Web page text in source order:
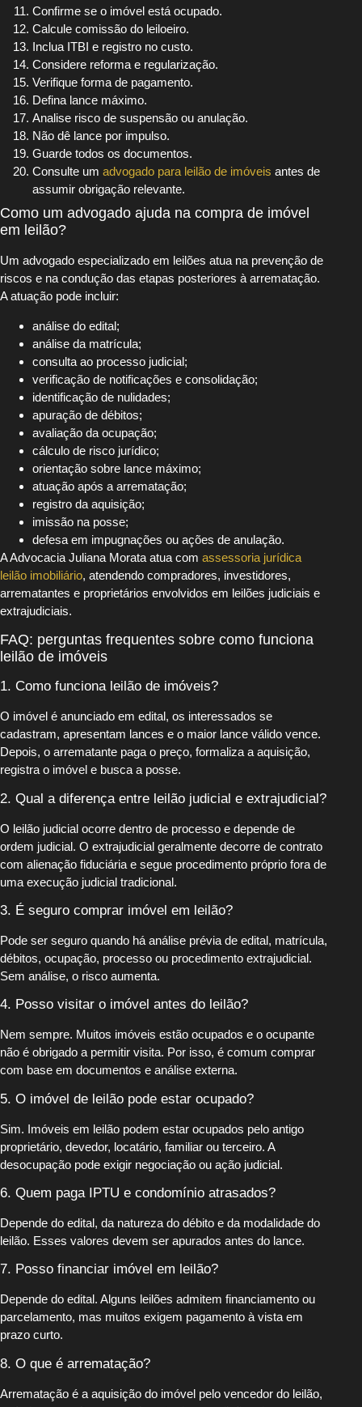
Confirme se o imóvel está ocupado.
Calcule comissão do leiloeiro.
Inclua ITBI e registro no custo.
Considere reforma e regularização.
Verifique forma de pagamento.
Defina lance máximo.
Analise risco de suspensão ou anulação.
Não dê lance por impulso.
Guarde todos os documentos.
Consulte um advogado para leilão de imóveis antes de
assumir obrigação relevante.
Como um advogado ajuda na compra de imóvel
em leilão?
Um advogado especializado em leilões atua na prevenção de
riscos e na condução das etapas posteriores à arrematação.
A atuação pode incluir:
análise do edital;
análise da matrícula;
consulta ao processo judicial;
verificação de notificações e consolidação;
identificação de nulidades;
apuração de débitos;
avaliação da ocupação;
cálculo de risco jurídico;
orientação sobre lance máximo;
atuação após a arrematação;
registro da aquisição;
imissão na posse;
defesa em impugnações ou ações de anulação.
A Advocacia Juliana Morata atua com assessoria jurídica
leilão imobiliário, atendendo compradores, investidores,
arrematantes e proprietários envolvidos em leilões judiciais e
extrajudiciais.
FAQ: perguntas frequentes sobre como funciona
leilão de imóveis
1. Como funciona leilão de imóveis?
O imóvel é anunciado em edital, os interessados se
cadastram, apresentam lances e o maior lance válido vence.
Depois, o arrematante paga o preço, formaliza a aquisição,
registra o imóvel e busca a posse.
2. Qual a diferença entre leilão judicial e extrajudicial?
O leilão judicial ocorre dentro de processo e depende de
ordem judicial. O extrajudicial geralmente decorre de contrato
com alienação fiduciária e segue procedimento próprio fora de
uma execução judicial tradicional.
3. É seguro comprar imóvel em leilão?
Pode ser seguro quando há análise prévia de edital, matrícula,
débitos, ocupação, processo ou procedimento extrajudicial.
Sem análise, o risco aumenta.
4. Posso visitar o imóvel antes do leilão?
Nem sempre. Muitos imóveis estão ocupados e o ocupante
não é obrigado a permitir visita. Por isso, é comum comprar
com base em documentos e análise externa.
5. O imóvel de leilão pode estar ocupado?
Sim. Imóveis em leilão podem estar ocupados pelo antigo
proprietário, devedor, locatário, familiar ou terceiro. A
desocupação pode exigir negociação ou ação judicial.
6. Quem paga IPTU e condomínio atrasados?
Depende do edital, da natureza do débito e da modalidade do
leilão. Esses valores devem ser apurados antes do lance.
7. Posso financiar imóvel em leilão?
Depende do edital. Alguns leilões admitem financiamento ou
parcelamento, mas muitos exigem pagamento à vista em
prazo curto.
8. O que é arrematação?
Arrematação é a aquisição do imóvel pelo vencedor do leilão,